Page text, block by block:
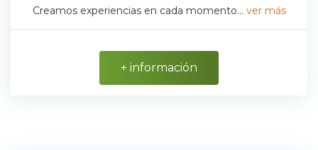
Creamos experiencias en cada momento... ver más
+ información